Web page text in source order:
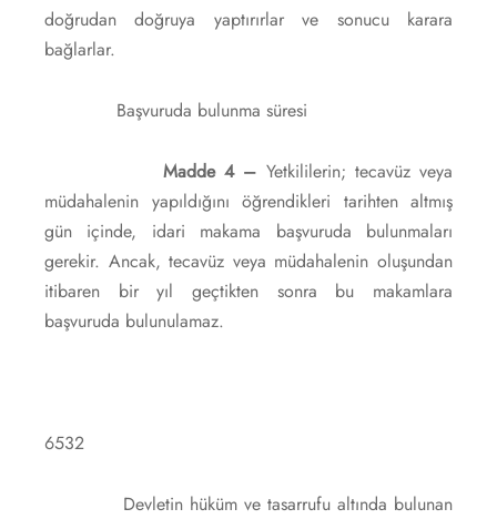
doğrudan doğruya yaptırırlar ve sonucu karara
bağlarlar.
Başvuruda bulunma süresi
Madde 4 – Yetkililerin; tecavüz veya
müdahalenin yapıldığını öğrendikleri tarihten altmış
gün içinde, idari makama başvuruda bulunmaları
gerekir. Ancak, tecavüz veya müdahalenin oluşundan
itibaren bir yıl geçtikten sonra bu makamlara
başvuruda bulunulamaz.
6532
Devletin hüküm ve tasarrufu altında bulunan